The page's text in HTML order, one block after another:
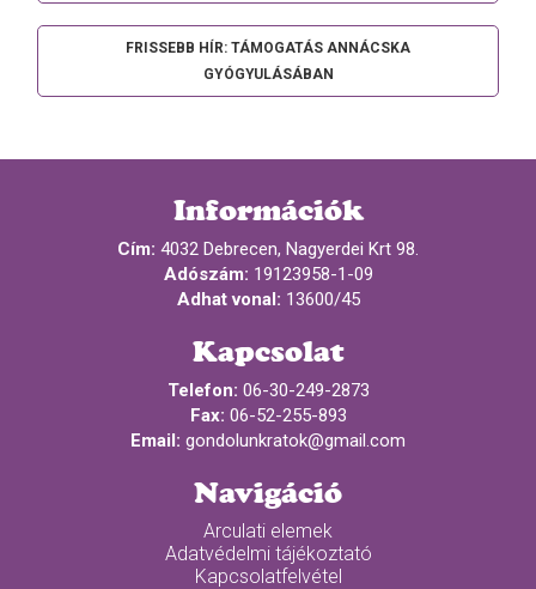
FRISSEBB HÍR: TÁMOGATÁS ANNÁCSKA
GYÓGYULÁSÁBAN
Információk
Cím: 4032 Debrecen, Nagyerdei Krt 98.
Adószám: 19123958-1-09
Adhat vonal: 13600/45
Kapcsolat
Telefon: 06-30-249-2873
Fax: 06-52-255-893
Email: gondolunkratok@gmail.com
Navigáció
Arculati elemek
Adatvédelmi tájékoztató
Kapcsolatfelvétel